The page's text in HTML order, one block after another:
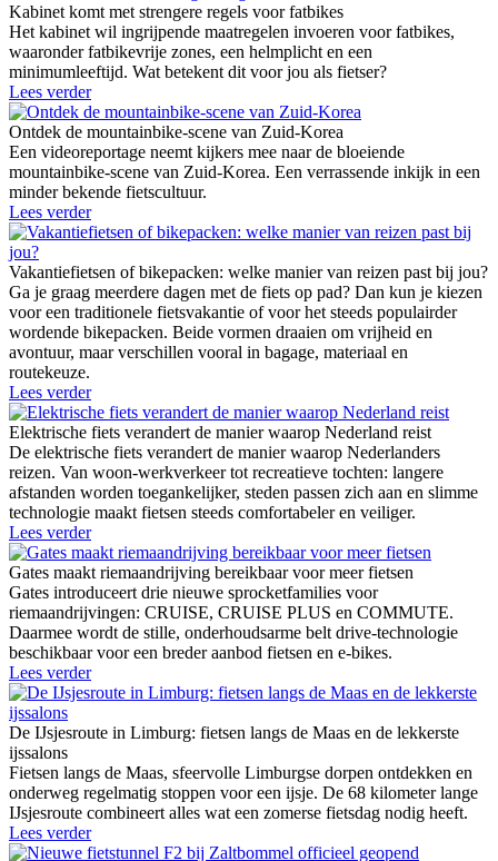
Kabinet komt met strengere regels voor fatbikes
Het kabinet wil ingrijpende maatregelen invoeren voor fatbikes,
waaronder fatbikevrije zones, een helmplicht en een
minimumleeftijd. Wat betekent dit voor jou als fietser?
Lees verder
Ontdek de mountainbike-scene van Zuid-Korea
Een videoreportage neemt kijkers mee naar de bloeiende
mountainbike-scene van Zuid-Korea. Een verrassende inkijk in een
minder bekende fietscultuur.
Lees verder
Vakantiefietsen of bikepacken: welke manier van reizen past bij jou?
Ga je graag meerdere dagen met de fiets op pad? Dan kun je kiezen
voor een traditionele fietsvakantie of voor het steeds populairder
wordende bikepacken. Beide vormen draaien om vrijheid en
avontuur, maar verschillen vooral in bagage, materiaal en
routekeuze.
Lees verder
Elektrische fiets verandert de manier waarop Nederland reist
De elektrische fiets verandert de manier waarop Nederlanders
reizen. Van woon-werkverkeer tot recreatieve tochten: langere
afstanden worden toegankelijker, steden passen zich aan en slimme
technologie maakt fietsen steeds comfortabeler en veiliger.
Lees verder
Gates maakt riemaandrijving bereikbaar voor meer fietsen
Gates introduceert drie nieuwe sprocketfamilies voor
riemaandrijvingen: CRUISE, CRUISE PLUS en COMMUTE.
Daarmee wordt de stille, onderhoudsarme belt drive-technologie
beschikbaar voor een breder aanbod fietsen en e-bikes.
Lees verder
De IJsjesroute in Limburg: fietsen langs de Maas en de lekkerste
ijssalons
Fietsen langs de Maas, sfeervolle Limburgse dorpen ontdekken en
onderweg regelmatig stoppen voor een ijsje. De 68 kilometer lange
IJsjesroute combineert alles wat een zomerse fietsdag nodig heeft.
Lees verder